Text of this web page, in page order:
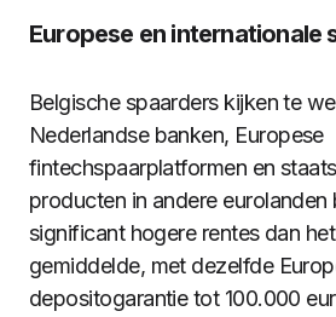
Europese en internationale
Belgische spaarders kijken te
Nederlandse banken, Europese
fintechspaarplatformen en
producten in andere eurolanden
significant hogere rentes dan
gemiddelde, met dezelfde
depositogarantie tot 100.000